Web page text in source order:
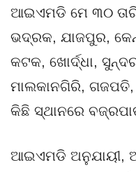
ଆଇଏମଡି ମେ ୩୦
ଭଦ୍ରକ, ଯାଜପୁର,
କଟକ, ଖୋର୍ଦ୍ଧା,
ମାଲକାନଗିରି, ଗଜପତି,
କିଛି ସ୍ଥାନରେ
ଆଇଏମଡି ଅନୁଯାୟୀ,